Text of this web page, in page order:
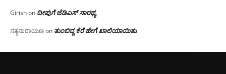
Girishon ದೀಪುಗೆ ಜೆಡಿಎಸ್ ಸಾರಥ್ಯ
ಸತ್ಯನಾರಾಯಣon ತುಂಬಿದ್ದ ಕೆರೆ ಹೇಗೆ ಖಾಲಿಯಾಯಿತು.